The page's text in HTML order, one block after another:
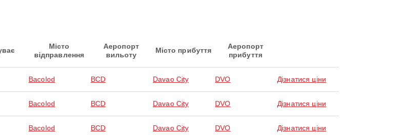
Місто
відправлення
Аеропорт
вильоту
Місто прибуття
Аеропорт
прибуття
Bacolod BCD Davao City DVO Дізнатися ціни
Bacolod BCD Davao City DVO Дізнатися ціни
Bacolod BCD Davao City DVO Дізнатися ціни